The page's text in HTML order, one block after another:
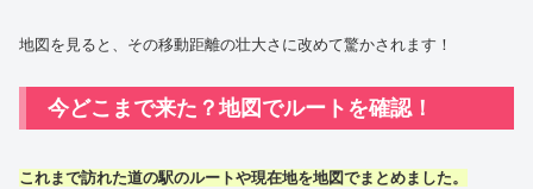
地図を見ると、その移動距離の壮大さに改めて驚かされます！
今どこまで来た？地図でルートを確認！
これまで訪れた道の駅のルートや現在地を地図でまとめました。